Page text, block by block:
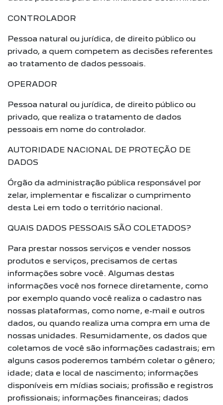
CONTROLADOR
Pessoa natural ou jurídica, de direito público ou
privado, a quem competem as decisões referentes
ao tratamento de dados pessoais.
OPERADOR
Pessoa natural ou jurídica, de direito público ou
privado, que realiza o tratamento de dados
pessoais em nome do controlador.
AUTORIDADE NACIONAL DE PROTEÇÃO DE
DADOS
Órgão da administração pública responsável por
zelar, implementar e fiscalizar o cumprimento
desta Lei em todo o território nacional.
QUAIS DADOS PESSOAIS SÃO COLETADOS?
Para prestar nossos serviços e vender nossos
produtos e serviços, precisamos de certas
informações sobre você. Algumas destas
informações você nos fornece diretamente, como
por exemplo quando você realiza o cadastro nas
nossas plataformas, como nome, e-mail e outros
dados, ou quando realiza uma compra em uma de
nossas unidades. Resumidamente, os dados que
coletamos de você são informações cadastrais; em
alguns casos poderemos também coletar o gênero;
idade; data e local de nascimento; informações
disponíveis em mídias sociais; profissão e registros
profissionais; informações financeiras; dados